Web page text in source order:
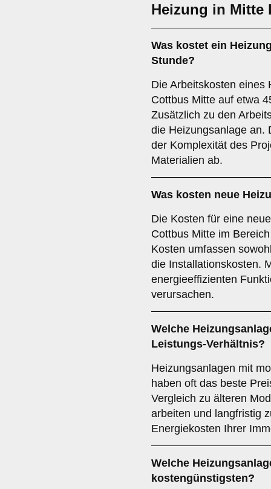
Heizung in Mitte
Was kostet ein
Stunde?
Die Arbeitskosten eines
Cottbus Mitte auf etwa
Zusätzlich zu den
die Heizungsanlage an.
der Komplexität des
Materialien ab.
Was kosten neue
Die Kosten für eine
Cottbus Mitte im
Kosten umfassen
die Installationskosten.
energieeffizienten
verursachen.
Welche
Leistungs-Verhältnis?
Heizungsanlagen mit
haben oft das beste
Vergleich zu älteren
arbeiten und langfristig
Energiekosten Ihrer
Welche
kostengünstigsten?